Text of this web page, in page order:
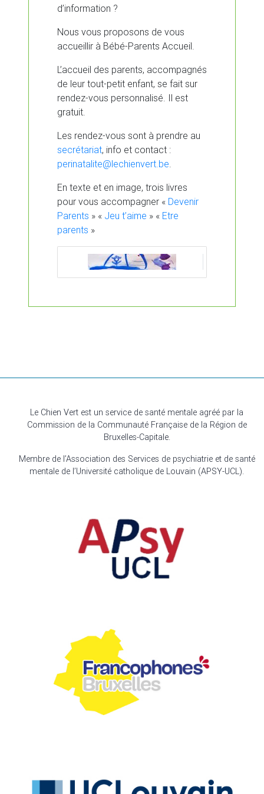
d’information ?
Nous vous proposons de vous
accueillir à Bébé-Parents Accueil.
L’accueil des parents, accompagnés
de leur tout-petit enfant, se fait sur
rendez-vous personnalisé. Il est
gratuit.
Les rendez-vous sont à prendre au
secrétariat, info et contact :
perinatalite@lechienvert.be
En texte et en image, trois livres
pour vous accompagner « Devenir
Parents » « Jeu t’aime » « Etre
parents »
Le Chien Vert est un service de santé mentale agréé par la
Commission de la Communauté Française de la Région de
Bruxelles-Capitale.
Membre de l’Association des Services de psychiatrie et de santé
mentale de l’Université catholique de Louvain (APSY-UCL).